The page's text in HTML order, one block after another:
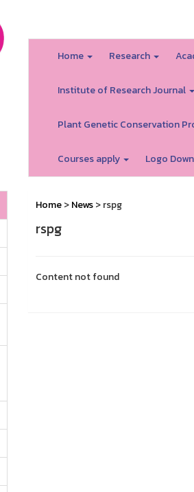
Home Research
Institute of Research Journal
Plant Genetic Conservation
Courses apply Logo
Home>News> rspg
rspg
Content not found